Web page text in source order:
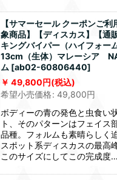
【サマーセール クーポンご
象商品】【ディスカス】【通
キングバイパー（ハイフォー
13cm（生体）マレーシア
ム [ab02-60806440]
49,800円(税込)
希望小売価格: 49,800円
ボディーの青の発色と虫食い
ト、そのパターンはフェイス
品種。フォルムも素晴らしく
スポット系ディスカスの最高
このサイズにしてこの完成度…